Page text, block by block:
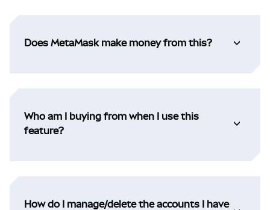
Does MetaMask make money from this?
Who am I buying from when I use this
feature?
How do I manage/delete the accounts I have